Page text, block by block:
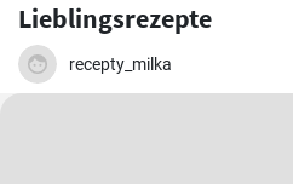
Lieblingsrezepte
recepty_milka